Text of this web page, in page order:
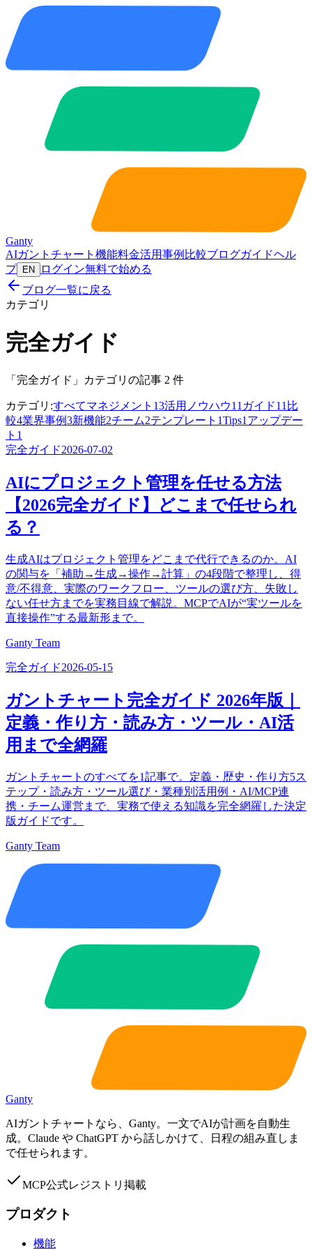
Ganty
AIガントチャート 機能料金活用事例 比較ブログガイドヘル
プ
EN ログイン無料で始める
ブログ一覧に戻る
カテゴリ
完全ガイド
「完全ガイド」カテゴリの記事 2 件
カテゴリ:すべてマネジメント 13活用ノウハウ11 ガイド11 比
較4業界事例3新機能2チーム2テンプレート 1Tips1 アップデー
ト 1
完全ガイド2026-07-02
AIにプロジェクト管理を任せる方法
【2026完全ガイド】どこまで任せられ
る？
生成AIはプロジェクト管理をどこまで代行できるのか。AI
の関与を「補助→生成→操作→計算」の4段階で整理し、得
意/不得意、実際のワークフロー、ツールの選び方、失敗し
ない任せ方までを実務目線で解説。MCPでAIが“実ツールを
直接操作”する最新形まで。
Ganty Team
完全ガイド2026-05-15
ガントチャート完全ガイド 2026年版｜
定義・作り方・読み方・ツール・AI活
用まで全網羅
ガントチャートのすべてを1記事で。定義・歴史・作り方5ス
テップ・読み方・ツール選び・業種別活用例・AI/MCP連
携・チーム運営まで、実務で使える知識を完全網羅した決定
版ガイドです。
Ganty Team
Ganty
AIガントチャートなら、Ganty。一文でAIが計画を自動生
成。Claude や ChatGPT から話しかけて、日程の組み直しま
で任せられます。
MCP公式レジストリ掲載
プロダクト
機能